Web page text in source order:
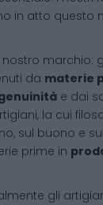
in atto questo
marchio:
da materie
e dai
la cui
sul buono e
prime in
gli